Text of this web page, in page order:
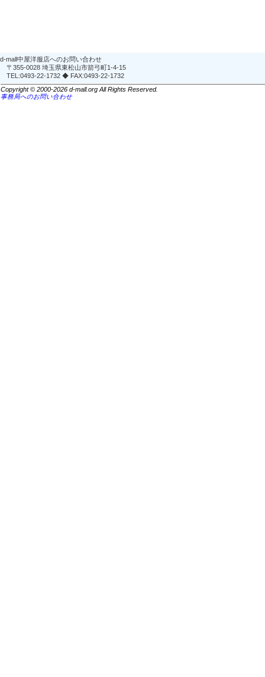
d-mall中屋洋服店へのお問い合わせ
〒355-0028 埼玉県東松山市箭弓町1-4-15
TEL:0493-22-1732 ◆ FAX:0493-22-1732
Copyright © 2000-2026 d-mall.org All Rights Reserved.
事務局へのお問い合わせ